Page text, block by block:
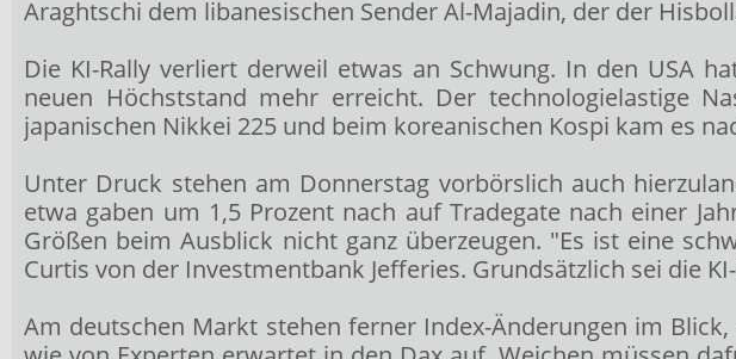
Araghtschi dem libanesischen Sender Al-Majadin, der der
Die KI-Rally verliert derweil etwas an Schwung. In den USA
neuen Höchststand mehr erreicht. Der technologielastige
japanischen Nikkei 225 und beim koreanischen Kospi kam es
Unter Druck stehen am Donnerstag vorbörslich auch
etwa gaben um 1,5 Prozent nach auf Tradegate nach einer
Größen beim Ausblick nicht ganz überzeugen. "Es ist eine
Curtis von der Investmentbank Jefferies. Grundsätzlich sei die
Am deutschen Markt stehen ferner Index-Änderungen im